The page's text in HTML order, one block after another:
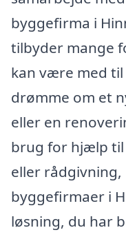
byggefirma i
tilbyder mange
kan være med
drømme om et
eller en
brug for hjælp
eller rådgivning,
byggefirmaer i
løsning, du har